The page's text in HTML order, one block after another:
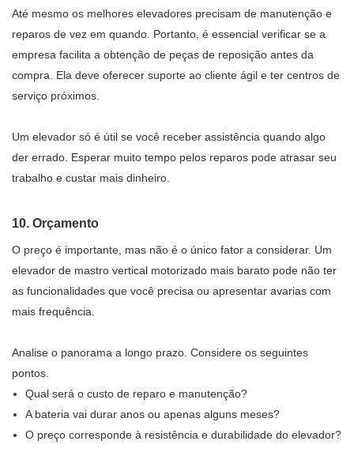
Até mesmo os melhores elevadores precisam de manutenção e
reparos de vez em quando. Portanto, é essencial verificar se a
empresa facilita a obtenção de peças de reposição antes da
compra. Ela deve oferecer suporte ao cliente ágil e ter centros de
serviço próximos.
Um elevador só é útil se você receber assistência quando algo
der errado. Esperar muito tempo pelos reparos pode atrasar seu
trabalho e custar mais dinheiro.
10. Orçamento
O preço é importante, mas não é o único fator a considerar. Um
elevador de mastro vertical motorizado mais barato pode não ter
as funcionalidades que você precisa ou apresentar avarias com
mais frequência.
Analise o panorama a longo prazo. Considere os seguintes
pontos.
Qual será o custo de reparo e manutenção?
A bateria vai durar anos ou apenas alguns meses?
O preço corresponde à resistência e durabilidade do elevador?